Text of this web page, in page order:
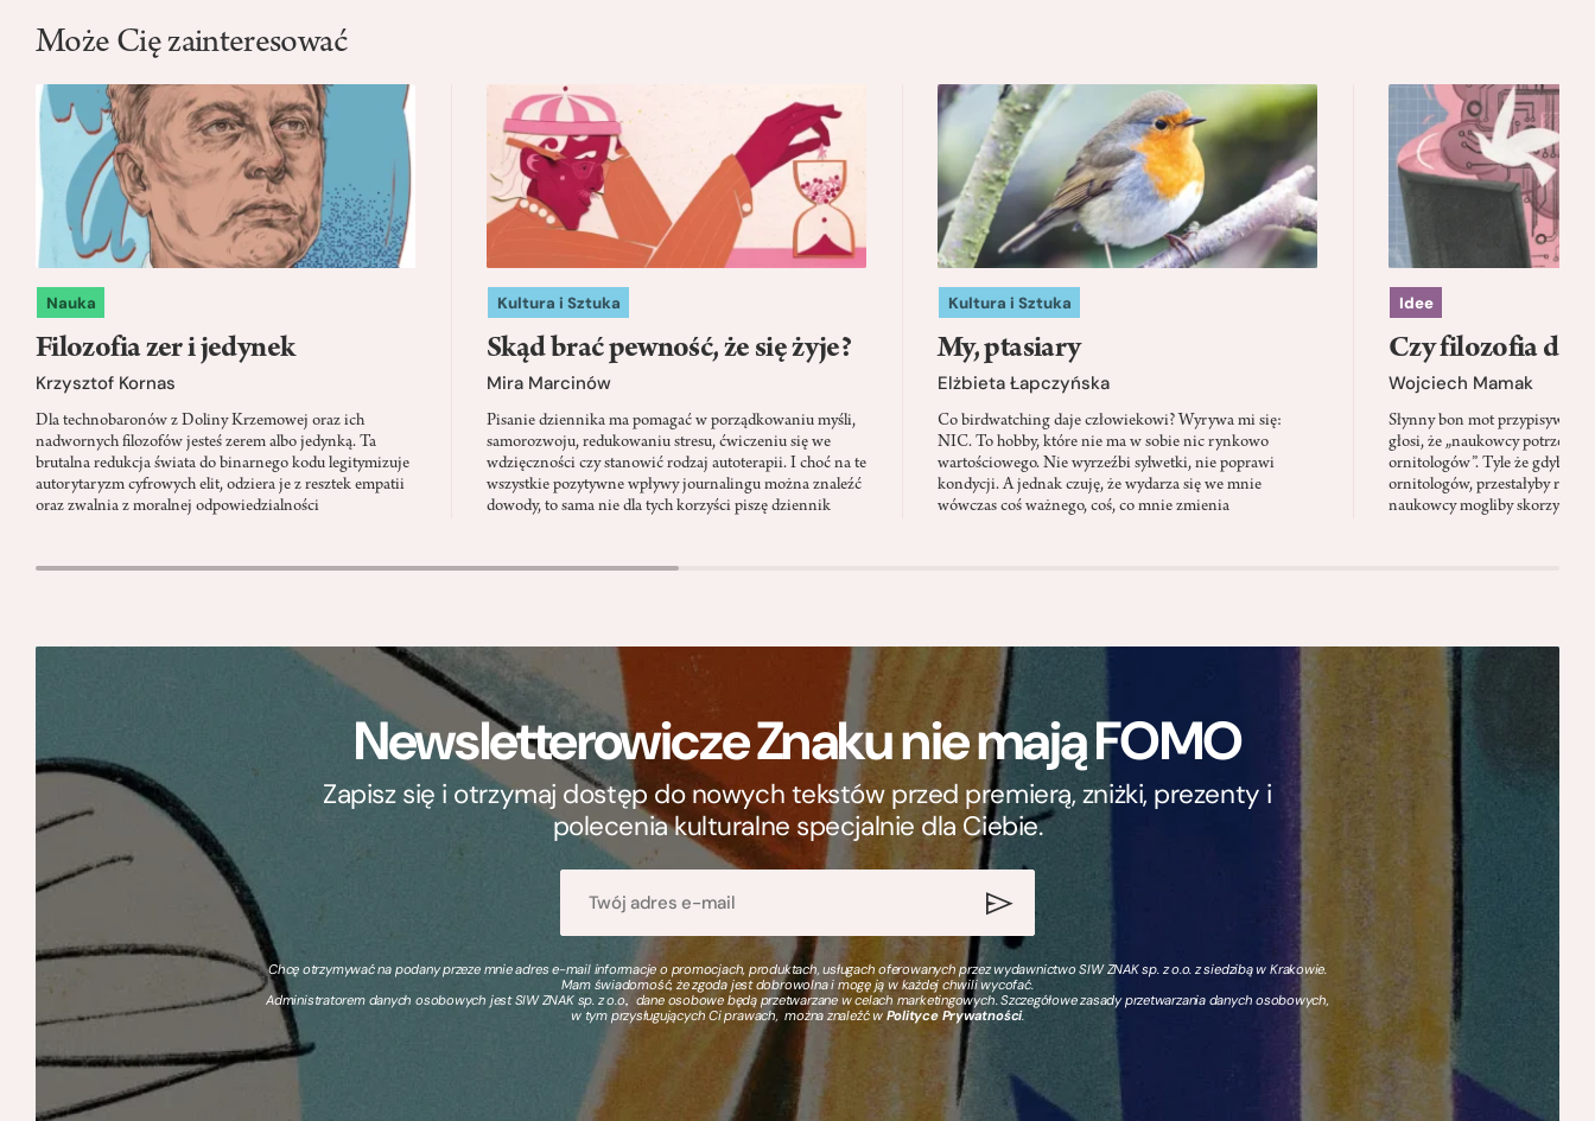
Może Cię zainteresować
Nauka
Filozofia zer i jedynek
Krzysztof Kornas
Dla technobaronów z Doliny Krzemowej oraz ich
nadwornych filozofów jesteś zerem albo jedynką. Ta
brutalna redukcja świata do binarnego kodu legitymizuje
autorytaryzm cyfrowych elit, odziera je z resztek empatii
oraz zwalnia z moralnej odpowiedzialności
Kultura i Sztuka
Skąd brać pewność, że się żyje?
Mira Marcinów
Pisanie dziennika ma pomagać w porządkowaniu myśli,
samorozwoju, redukowaniu stresu, ćwiczeniu się we
wdzięczności czy stanowić rodzaj autoterapii. I choć na te
wszystkie pozytywne wpływy journalingu można znaleźć
dowody, to sama nie dla tych korzyści piszę dziennik
Kultura i Sztuka
My, ptasiary
Elżbieta Łapczyńska
Co birdwatching daje człowiekowi? Wyrywa mi się:
NIC. To hobby, które nie ma w sobie nic rynkowo
wartościowego. Nie wyrzeźbi sylwetki, nie poprawi
kondycji. A jednak czuję, że wydarza się we mnie
wówczas coś ważnego, coś, co mnie zmienia
Idee
Czy filozofia da
Wojciech Mamak
Słynny bon mot
głosi, że „naukowcy
ornitologów”. Tyle że gdyby
ornitologów, przestałyby
naukowcy mogliby skorzystać
Newsletterowicze Znaku nie mają FOMO
Zapisz się i otrzymaj dostęp do nowych tekstów przed premierą, zniżki, prezenty i
polecenia kulturalne specjalnie dla Ciebie.
Chcę otrzymywać na podany przeze mnie adres e-mail informacje o promocjach, produktach, usługach oferowanych przez wydawnictwo SIW ZNAK sp. z o.o. z siedzibą w Krakowie.
Mam świadomość, że zgoda jest dobrowolna i mogę ją w każdej chwili wycofać.
Administratorem danych osobowych jest SIW ZNAK sp. z o.o., dane osobowe będą przetwarzane w celach marketingowych. Szczegółowe zasady przetwarzania danych osobowych,
w tym przysługujących Ci prawach, można znaleźć wPolityce Prywatności.